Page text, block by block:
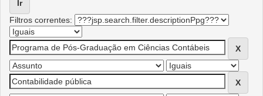
Filtros correntes: